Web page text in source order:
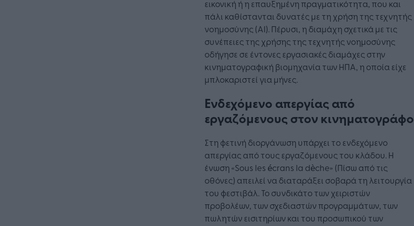
εικονική ή η επαυξημένη πραγματικότητα, που και
πάλι καθίστανται δυνατές με τη χρήση της τεχνητής
νοημοσύνης (AI). Πέρυσι, η διαμάχη σχετικά με τις
συνέπειες της χρήσης της τεχνητής νοημοσύνης
οδήγησε σε έντονες εργασιακές διαμάχες στην
κινηματογραφική βιομηχανία των ΗΠΑ, η οποία είχε
μπλοκαριστεί για μήνες.
Ενδεχόμενο απεργίας από
εργαζόμενους στον κινηματογράφο
Στη φετινή διοργάνωση υπάρχει το ενδεχόμενο
απεργίας από τους εργαζόμενους του κλάδου. Η
ένωση «Sous les écrans la dèche» (Πίσω από τις
οθόνες) απειλεί να διαταράξει σοβαρά τη λειτουργία
του φεστιβάλ. Το συνδικάτο των χειριστών
προβολέων, των σχεδιαστών προγραμμάτων, των
πωλητών εισιτηρίων και του προσωπικού των